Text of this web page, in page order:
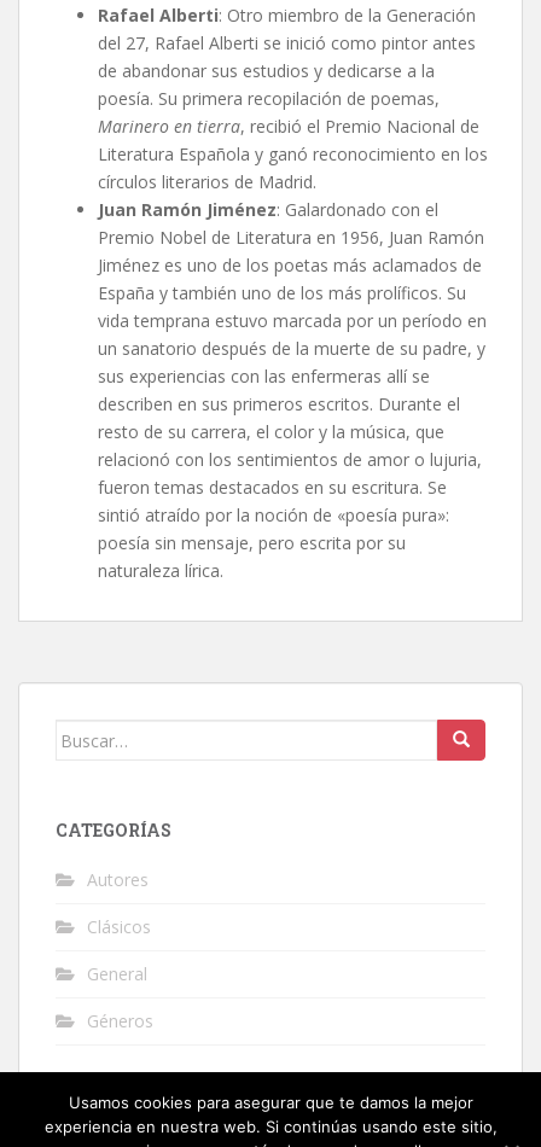
Rafael Alberti: Otro miembro de la Generación
del 27, Rafael Alberti se inició como pintor antes
de abandonar sus estudios y dedicarse a la
poesía. Su primera recopilación de poemas,
Marinero en tierra, recibió el Premio Nacional de
Literatura Española y ganó reconocimiento en los
círculos literarios de Madrid.
Juan Ramón Jiménez: Galardonado con el
Premio Nobel de Literatura en 1956, Juan Ramón
Jiménez es uno de los poetas más aclamados de
España y también uno de los más prolíficos. Su
vida temprana estuvo marcada por un período en
un sanatorio después de la muerte de su padre, y
sus experiencias con las enfermeras allí se
describen en sus primeros escritos. Durante el
resto de su carrera, el color y la música, que
relacionó con los sentimientos de amor o lujuria,
fueron temas destacados en su escritura. Se
sintió atraído por la noción de «poesía pura»:
poesía sin mensaje, pero escrita por su
naturaleza lírica.
Buscar:
CATEGORÍAS
Autores
Clásicos
General
Géneros
Usamos cookies para asegurar que te damos la mejor
experiencia en nuestra web. Si continúas usando este sitio,